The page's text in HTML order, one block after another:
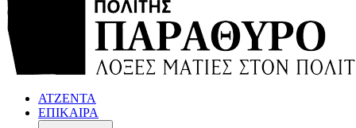
ΑΤΖΕΝΤΑ
ΕΠΙΚΑΙΡΑ